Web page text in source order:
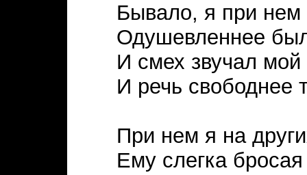
Бывало, я при нем
Одушевленнее
И смех звучал мой
И речь свободнее
При нем я на
Ему слегка